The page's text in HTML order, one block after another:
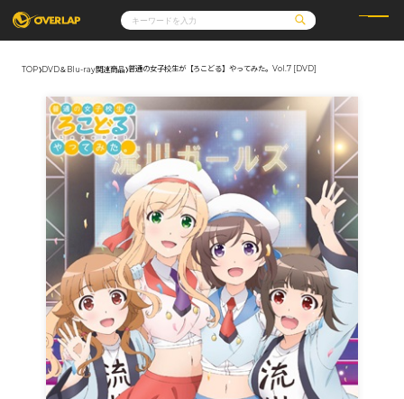
コミッククリエ
LiQulle
ラブパルフェ
ノベルス
ノベルスf
ロサージュノベルス
その他
コミックエッセイ
ポケットモンスター
アニメ
ゲーム
通販・NEWS
OVERLAP STORE
オーバーラップ広報室
企業
会社概要
アクセス
オーバーラップホールディングス
お問い合わせはこちら
オーバーラップ文庫
オーバーラップノベルス
オーバーラップノベルスf
TOP DVD＆Blu-ray関連商品 普通の女子校生が【ろこどる】やってみた。Vol.7 [DVD]